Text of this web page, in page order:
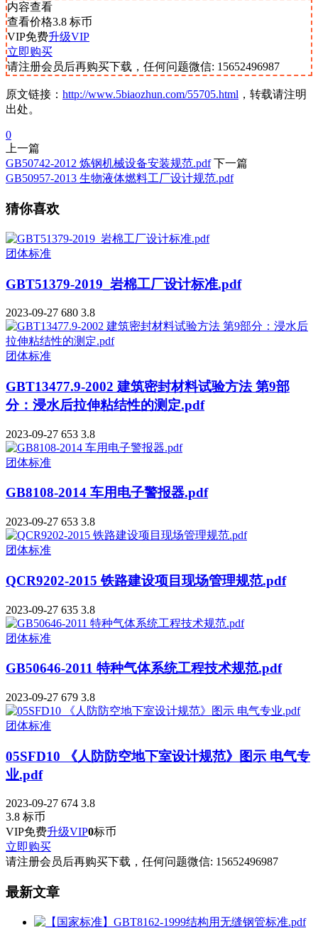
内容查看
查看价格3.8 标币
VIP免费升级VIP
立即购买
请注册会员后再购买下载，任何问题微信: 15652496987
原文链接： http://www.5biaozhun.com/55705.html ，转载请注明
出处。
0
上一篇
GB50742-2012 炼钢机械设备安装规范.pdf 下一篇
GB50957-2013 生物液体燃料工厂设计规范.pdf
猜你喜欢
团体标准
GBT51379-2019_岩棉工厂设计标准.pdf
2023-09-27 680 3.8
团体标准
GBT13477.9-2002 建筑密封材料试验方法 第9部
分：浸水后拉伸粘结性的测定.pdf
2023-09-27 653 3.8
团体标准
GB8108-2014 车用电子警报器.pdf
2023-09-27 653 3.8
团体标准
QCR9202-2015 铁路建设项目现场管理规范.pdf
2023-09-27 635 3.8
团体标准
GB50646-2011 特种气体系统工程技术规范.pdf
2023-09-27 679 3.8
团体标准
05SFD10 《人防防空地下室设计规范》图示 电气专
业.pdf
2023-09-27 674 3.8
3.8 标币
VIP免费升级VIP0标币
立即购买
请注册会员后再购买下载，任何问题微信: 15652496987
最新文章